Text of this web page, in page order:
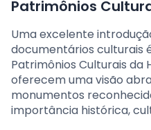
Patrimônios
Uma excelente
documentários culturais
Patrimônios Culturais da
oferecem uma visão
monumentos
importância histórica,